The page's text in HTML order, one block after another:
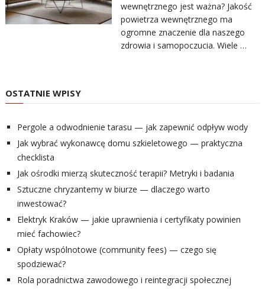
wewnętrznego jest ważna? Jakość
powietrza wewnętrznego ma
ogromne znaczenie dla naszego
zdrowia i samopoczucia. Wiele …
OSTATNIE WPISY
Pergole a odwodnienie tarasu — jak zapewnić odpływ wody
Jak wybrać wykonawcę domu szkieletowego — praktyczna
checklista
Jak ośrodki mierzą skuteczność terapii? Metryki i badania
Sztuczne chryzantemy w biurze — dlaczego warto
inwestować?
Elektryk Kraków — jakie uprawnienia i certyfikaty powinien
mieć fachowiec?
Opłaty wspólnotowe (community fees) — czego się
spodziewać?
Rola poradnictwa zawodowego i reintegracji społecznej